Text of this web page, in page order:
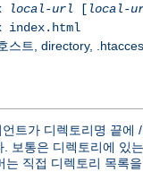
local-url [ local-
index.html
스트, directory,
트가 디렉토리명 끝
보통은 디렉토리에 있
는 직접 디렉토리 목록